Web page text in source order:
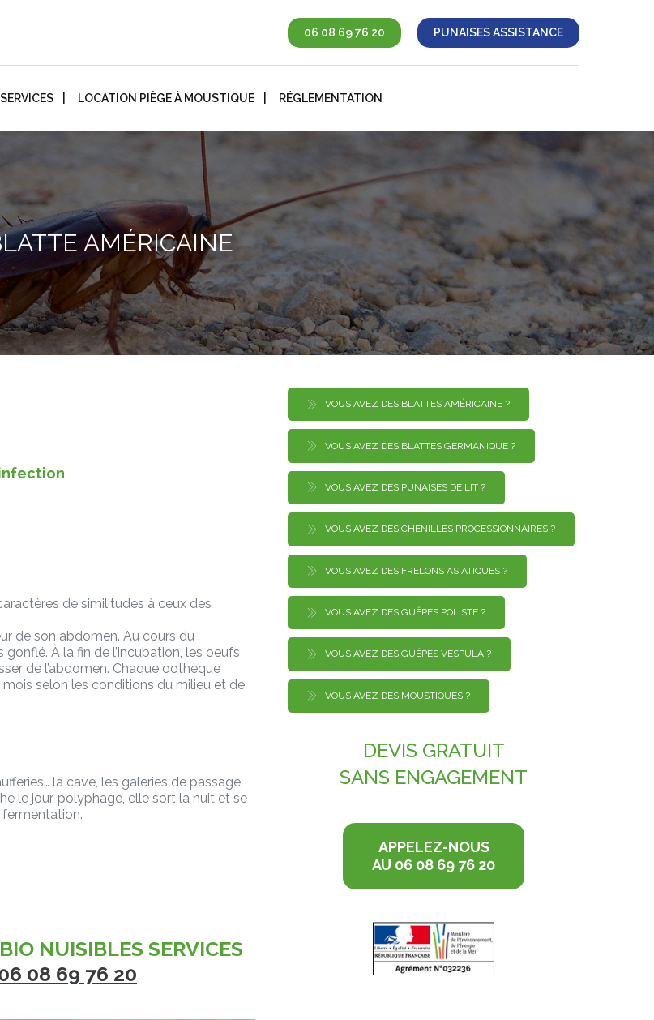
06 08 69 76 20 PUNAISES ASSISTANCE
SERVICES LOCATION PIÈGE À MOUSTIQUE RÉGLEMENTATION
AMÉRICAINE
de similitudes à ceux des
de son abdomen. Au cours du
À la fin de l’incubation, les oeufs
de l’abdomen. Chaque oothèque
selon les conditions du milieu et de
la cave, les galeries de passage,
le jour, polyphage, elle sort la nuit et se
fermentation.
NUISIBLES SERVICES
08 69 76 20
VOUS AVEZ DES BLATTES AMÉRICAINE ?
VOUS AVEZ DES BLATTES GERMANIQUE ?
VOUS AVEZ DES PUNAISES DE LIT ?
VOUS AVEZ DES CHENILLES PROCESSIONNAIRES ?
VOUS AVEZ DES FRELONS ASIATIQUES ?
VOUS AVEZ DES GUÊPES POLISTE ?
VOUS AVEZ DES GUÊPES VESPULA ?
VOUS AVEZ DES MOUSTIQUES ?
DEVIS GRATUIT
SANS ENGAGEMENT
APPELEZ-NOUS
AU 06 08 69 76 20